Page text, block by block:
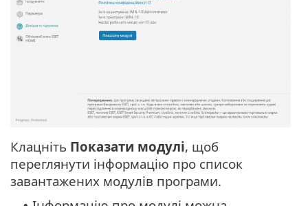
Клацніть Показати модулі, щоб
переглянути інформацію про список
завантажених модулів програми.